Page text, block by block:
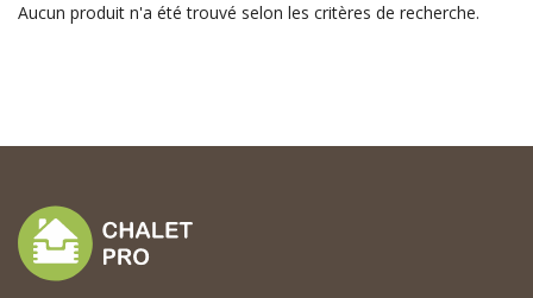
Aucun produit n'a été trouvé selon les critères de recherche.